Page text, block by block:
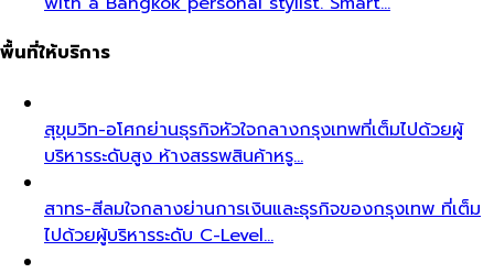
พื้นที่ให้บริการ
สุขุมวิท-อโศกย่านธุรกิจหัวใจกลางกรุงเทพที่เต็มไปด้วยผู้
บริหารระดับสูง ห้างสรรพสินค้าหรู…
สาทร-สีลมใจกลางย่านการเงินและธุรกิจของกรุงเทพ ที่เต็ม
ไปด้วยผู้บริหารระดับ C-Level…